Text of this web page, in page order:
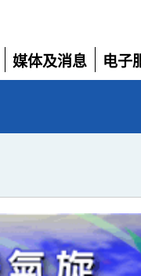
媒体及消息
展
电子
展